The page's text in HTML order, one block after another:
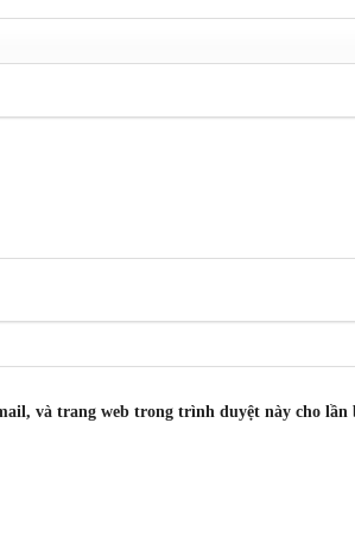
và trang web trong trình duyệt này cho lần